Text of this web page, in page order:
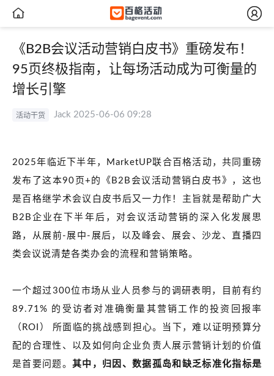
 
《B2B会议活动营销白皮书》重磅发布！
95页终极指南，让每场活动成为可衡量的
增长引擎
活动干货 Jack 2025-06-06 09:28
2025年临近下半年，MarketUP联合百格活动，共同重磅
发布了这本90页+的《B2B会议活动营销白皮书》，这也
是百格继学术会议白皮书后又一力作！主旨就是帮助广大
B2B企业在下半年后，对会议活动营销的深入化发展思
路，从展前-展中-展后，以及峰会、展会、沙龙、直播四
类会议说清楚各类办会的流程和营销策略。
一个超过300位市场从业人员参与的调研表明，目前有约
89.71% 的受访者对准确衡量其营销工作的投资回报率
（ROI） 所面临的挑战感到担心。当下，难以证明预算分
配的合理性、以及如何向企业负责人展示营销计划的价值
是首要问题。 其中，归因、 数据孤岛和缺乏标准化指标是